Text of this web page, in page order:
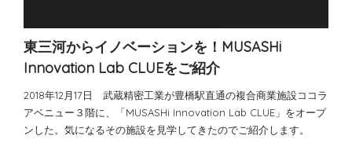
東三河からイノベーションを！MUSASHi
Innovation Lab CLUEをご紹介
2018年12月17日 武蔵精密工業が豊橋駅直通の複合商業施設ココラ
アベニュー３階に、「MUSASHi Innovation Lab CLUE」をオープ
ンした。気になるその施設を見学してきたのでご紹介します。